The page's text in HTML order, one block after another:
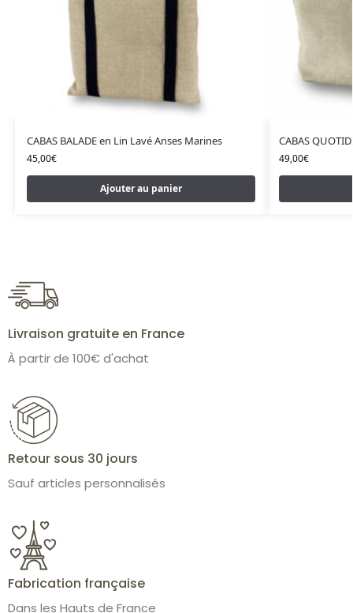
CABAS BALADE en Lin Lavé Anses Marines
45,00€
Ajouter au panier
CABAS
49,00€
Livraison gratuite en France
À partir de 100€ d'achat
Retour sous 30 jours
Sauf articles personnalisés
Fabrication française
Dans les Hauts de France